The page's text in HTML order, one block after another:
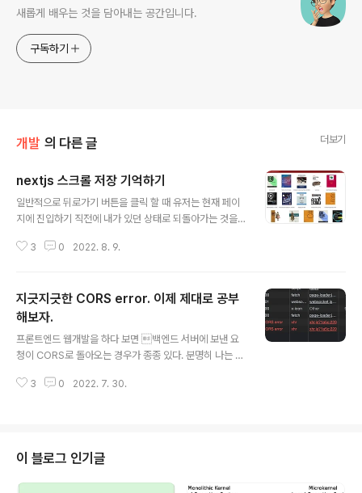
새롭게 배우는 것을 담아내는 공간입니다.
구독하기
개발 의 다른 글 더보기
nextjs 스크롤 저장 기억하기
일반적으로 뒤로가기 버튼을 클릭 할 때 유저는 현재 페이
지에 진입하기 직전에 내가 있던 상태로 되돌아가는 것을
니라 보고 있었던 스크롤 위치도 포함된다. 그래서 아래 사
면 책 팔기가 쉽지 않을 것 같다. 왜 이런 일이 발생하는 걸
까? 앱개발을 했을 때는 새로운 화면 진입점마다 새로운 창
을 만들어 줬기 때문에 이전 화면에서 읽어온 데이터와 스
크롤 위치는 이전의 창에 그대로 저장돼 있어 딱히 상태 저
이동시 사용하는 router.push 는 Activity와 달리 path
3 0 2022. 8. 9.
지긋지긋한 CORS error. 이제 제대로 공부
해보자.
프론트엔드 웹개발을 하다 보면 백엔드 서버에 보낸 요
청이 CORS로 돌아오는 경우가 종종 있다. 분명히 나는 c
게 브라우저상에서 요청을 보낼 때는 빨간 에러가 돌아오
rigin Resource Sharing에 약자다. Origin은 url 주소
상에서 프로토콜, Domain 이름, 포트까지 포함한 개념이
다. 예로 로컬에 nextjs 프론트엔드 서버를 3000번으로
3 0 2022. 7. 30.
이 블로그 인기글